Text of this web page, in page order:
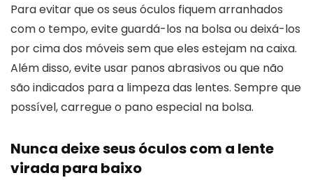
Para evitar que os seus óculos fiquem arranhados
com o tempo, evite guardá-los na bolsa ou deixá-los
por cima dos móveis sem que eles estejam na caixa.
Além disso, evite usar panos abrasivos ou que não
são indicados para a limpeza das lentes. Sempre que
possível, carregue o pano especial na bolsa.
Nunca deixe seus óculos com a lente
virada para baixo